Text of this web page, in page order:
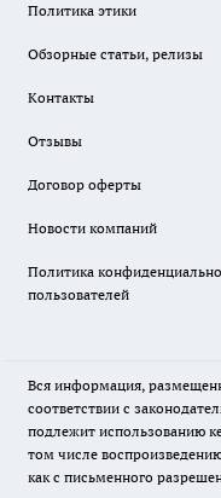
Политика этики
Обзорные статьи, релизы
Контакты
Отзывы
Договор оферты
Новости компаний
Политика
пользователей
Вся информация,
соответствии с
подлежит использованию
том числе
как с письменного